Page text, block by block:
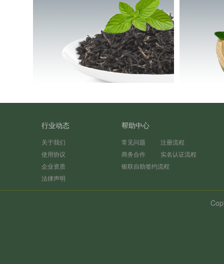
行业动态
关于我们
使用协议
企业资质
法律声明
帮助中心
常见问题
注册流程
商务合作
实名认证流程
银联自助签约流程